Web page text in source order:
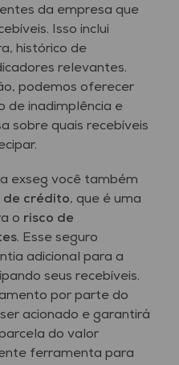
da empresa que
Isso inclui
histórico de
relevantes.
podemos oferecer
de inadimplência e
sobre quais recebíveis
exseg você também
de crédito, que é uma
o risco de
. Esse seguro
adicional para a
seus recebíveis.
por parte do
acionado e garantirá
do valor
ferramenta para